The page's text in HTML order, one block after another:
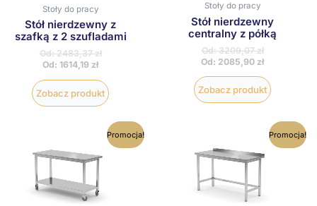
Stoły do pracy
Stół nierdzewny z
szafką z 2 szufladami
Od:2483,37zł
Od: 1614,19 zł
Zobacz produkt
produktu
Stoły do pracy
Stół nierdzewny
centralny z półką
Od:3209,07zł
Od: 2085,90 zł
Zobacz produkt
produktu
Promocja!
Ten
produkt
Promocja!
Ten
produkt